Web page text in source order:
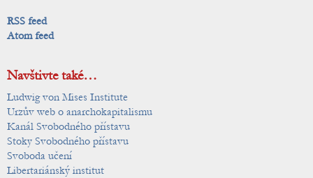
RSS feed
Atom feed
Navštivte také…
Ludwig von Mises Institute
Urzův web o anarchokapitalismu
Kanál Svobodného přístavu
Stoky Svobodného přístavu
Svoboda učení
Libertariánský institut